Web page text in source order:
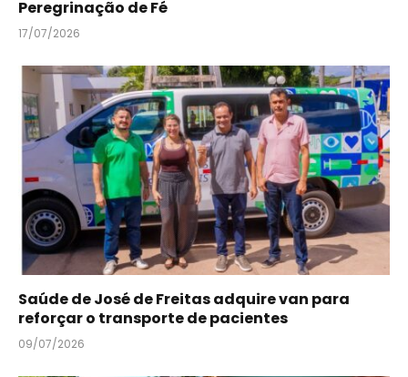
Peregrinação de Fé
17/07/2026
Saúde de José de Freitas adquire van para
reforçar o transporte de pacientes
09/07/2026